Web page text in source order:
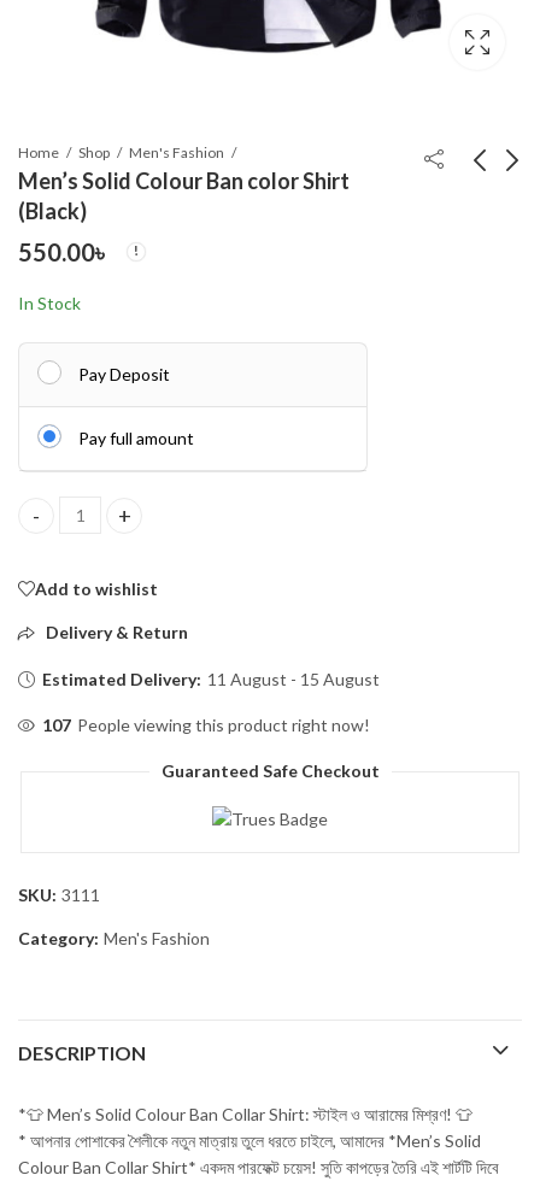
Home Shop Men's Fashion
Men’s Solid Colour Ban color Shirt
(Black)
550.00৳
In Stock
Pay Deposit
Pay full amount
Men's Solid Colour Ban color Shirt (Black) quantity
Add to wishlist
Delivery & Return
Estimated Delivery: 11 August - 15 August
107 People viewing this product right now!
Guaranteed Safe Checkout
SKU: 3111
Category: Men's Fashion
DESCRIPTION
*👕 Men’s Solid Colour Ban Collar Shirt: স্টাইল ও আরামের মিশ্রণ! 👕
* আপনার পোশাকের শৈলীকে নতুন মাত্রায় তুলে ধরতে চাইলে, আমাদের *Men’s Solid
Colour Ban Collar Shirt* একদম পারফেক্ট চয়েস! সুতি কাপড়ের তৈরি এই শার্টটি দিবে